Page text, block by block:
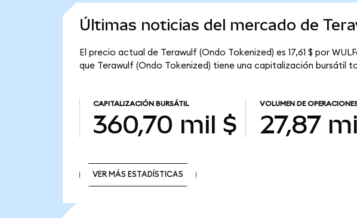
Últimas noticias del mercado de
El precio actual de Terawulf (Ondo Tokenized) es 17,61 $ por
que Terawulf (Ondo Tokenized) tiene una capitalización bursátil
CAPITALIZACIÓN BURSÁTIL
360,70 mil $
VOLUMEN DE
27,87
VER MÁS ESTADÍSTICAS